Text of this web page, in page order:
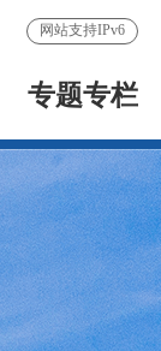
网站支持IPv6
专题专栏